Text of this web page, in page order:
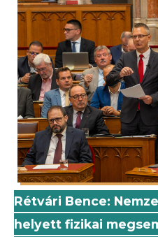
Rétvári Bence:
helyett fizikai